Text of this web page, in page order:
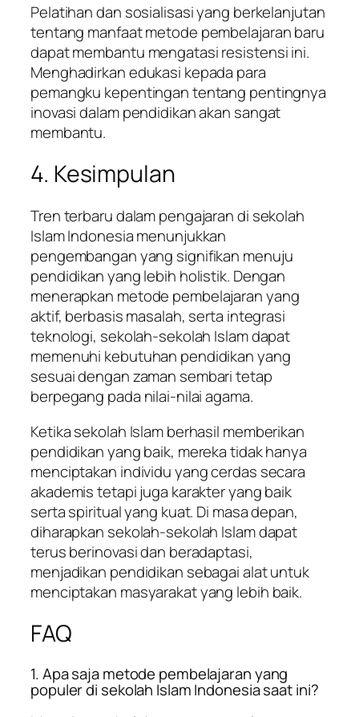
Pelatihan dan sosialisasi yang berkelanjutan
tentang manfaat metode pembelajaran baru
dapat membantu mengatasi resistensi ini.
Menghadirkan edukasi kepada para
pemangku kepentingan tentang pentingnya
inovasi dalam pendidikan akan sangat
membantu.
4. Kesimpulan
Tren terbaru dalam pengajaran di sekolah
Islam Indonesia menunjukkan
pengembangan yang signifikan menuju
pendidikan yang lebih holistik. Dengan
menerapkan metode pembelajaran yang
aktif, berbasis masalah, serta integrasi
teknologi, sekolah-sekolah Islam dapat
memenuhi kebutuhan pendidikan yang
sesuai dengan zaman sembari tetap
berpegang pada nilai-nilai agama.
Ketika sekolah Islam berhasil memberikan
pendidikan yang baik, mereka tidak hanya
menciptakan individu yang cerdas secara
akademis tetapi juga karakter yang baik
serta spiritual yang kuat. Di masa depan,
diharapkan sekolah-sekolah Islam dapat
terus berinovasi dan beradaptasi,
menjadikan pendidikan sebagai alat untuk
menciptakan masyarakat yang lebih baik.
FAQ
1. Apa saja metode pembelajaran yang
populer di sekolah Islam Indonesia saat ini?